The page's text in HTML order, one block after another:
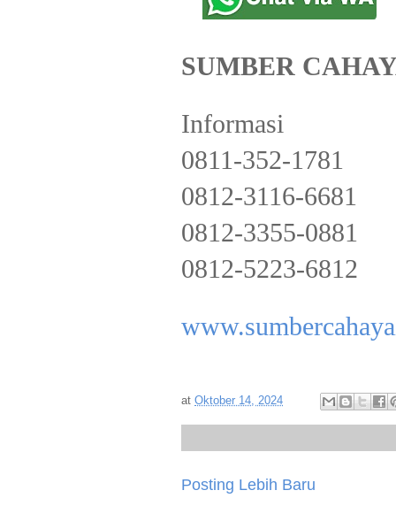
SUMBER
Informasi
0811-352-1781
0812-3116-6681
0812-3355-0881
0812-5223-6812
at Oktober 14, 2024
Posting Lebih Baru